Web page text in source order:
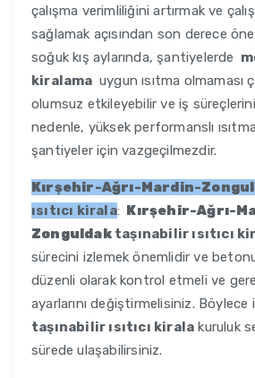
çalışma verimliliğini artırmak ve
sağlamak açısından son derece
soğuk kış aylarında, şantiyelerde
kiralama uygun ısıtma olmaması
olumsuz etkileyebilir ve iş
nedenle, yüksek performanslı
şantiyeler için vazgeçilmezdir.
Kırşehir-Ağrı-Mardin-
ısıtıcı kirala: Kırşehir-Ağrı-
Zonguldaktaşınabilir ısıtıcı
sürecini izlemek önemlidir ve
düzenli olarak kontrol etmeli ve
ayarlarını değiştirmelisiniz. Böylece
taşınabilir ısıtıcı kirala kuruluk
sürede ulaşabilirsiniz.